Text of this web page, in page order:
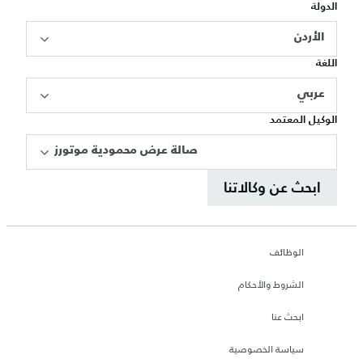
الدولة
الأردن
اللغة
عربي
الوكيل المعتمد
صالة عرض محمودية موتورز
ابحث عن وكالاتنا
الوظائف
الشروط والأحكام
ابحث عنا
سياسة الخصوصية